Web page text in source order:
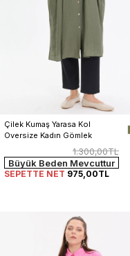
Çilek Kumaş Yarasa Kol
Oversize Kadın Gömlek
1.300,00TL
Büyük Beden Mevcuttur
SEPETTE NET 975,00TL